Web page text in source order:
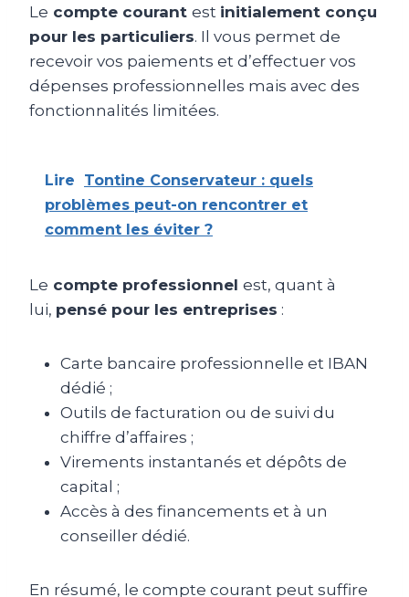
Le compte courant est initialement conçu
pour les particuliers. Il vous permet de
recevoir vos paiements et d’effectuer vos
dépenses professionnelles mais avec des
fonctionnalités limitées.
Lire
Tontine Conservateur : quels
problèmes peut-on rencontrer et
comment les éviter ?
Le compte professionnel est, quant à
lui, pensé pour les entreprises :
Carte bancaire professionnelle et IBAN
dédié ;
Outils de facturation ou de suivi du
chiffre d’affaires ;
Virements instantanés et dépôts de
capital ;
Accès à des financements et à un
conseiller dédié.
En résumé, le compte courant peut suffire